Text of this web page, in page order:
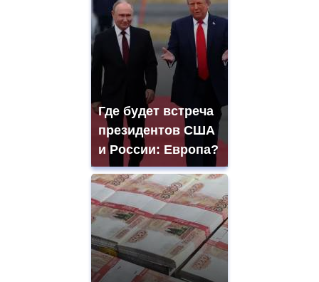
Где будет встреча
президентов США
и России: Европа?